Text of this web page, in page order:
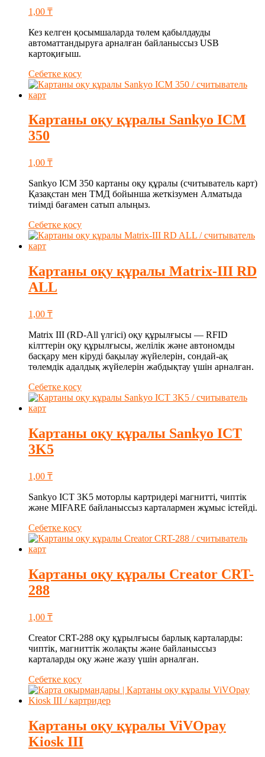
1,00 ₸
Кез келген қосымшаларда төлем қабылдауды
автоматтандыруға арналған байланыссыз USB
картоқиғыш.
Себетке қосу
Картаны оқу құралы Sankyo ICM
350
1,00 ₸
Sankyo ICM 350 картаны оқу құралы (считыватель карт)
Қазақстан мен ТМД бойынша жеткізумен Алматыда
тиімді бағамен сатып алыңыз.
Себетке қосу
Картаны оқу құралы Matrix-III RD
ALL
1,00 ₸
Matrix III (RD-All үлгісі) оқу құрылғысы — RFID
кілттерін оқу құрылғысы, желілік және автономды
басқару мен кіруді бақылау жүйелерін, сондай-ақ
төлемдік адалдық жүйелерін жабдықтау үшін арналған.
Себетке қосу
Картаны оқу құралы Sankyo ICT
3K5
1,00 ₸
Sankyo ICT 3K5 моторлы картридері магнитті, чиптік
және MIFARE байланыссыз карталармен жұмыс істейді.
Себетке қосу
Картаны оқу құралы Creator CRT-
288
1,00 ₸
Creator CRT-288 оқу құрылғысы барлық карталарды:
чиптік, магниттік жолақты және байланыссыз
карталарды оқу және жазу үшін арналған.
Себетке қосу
Картаны оқу құралы ViVOpay
Kiosk III